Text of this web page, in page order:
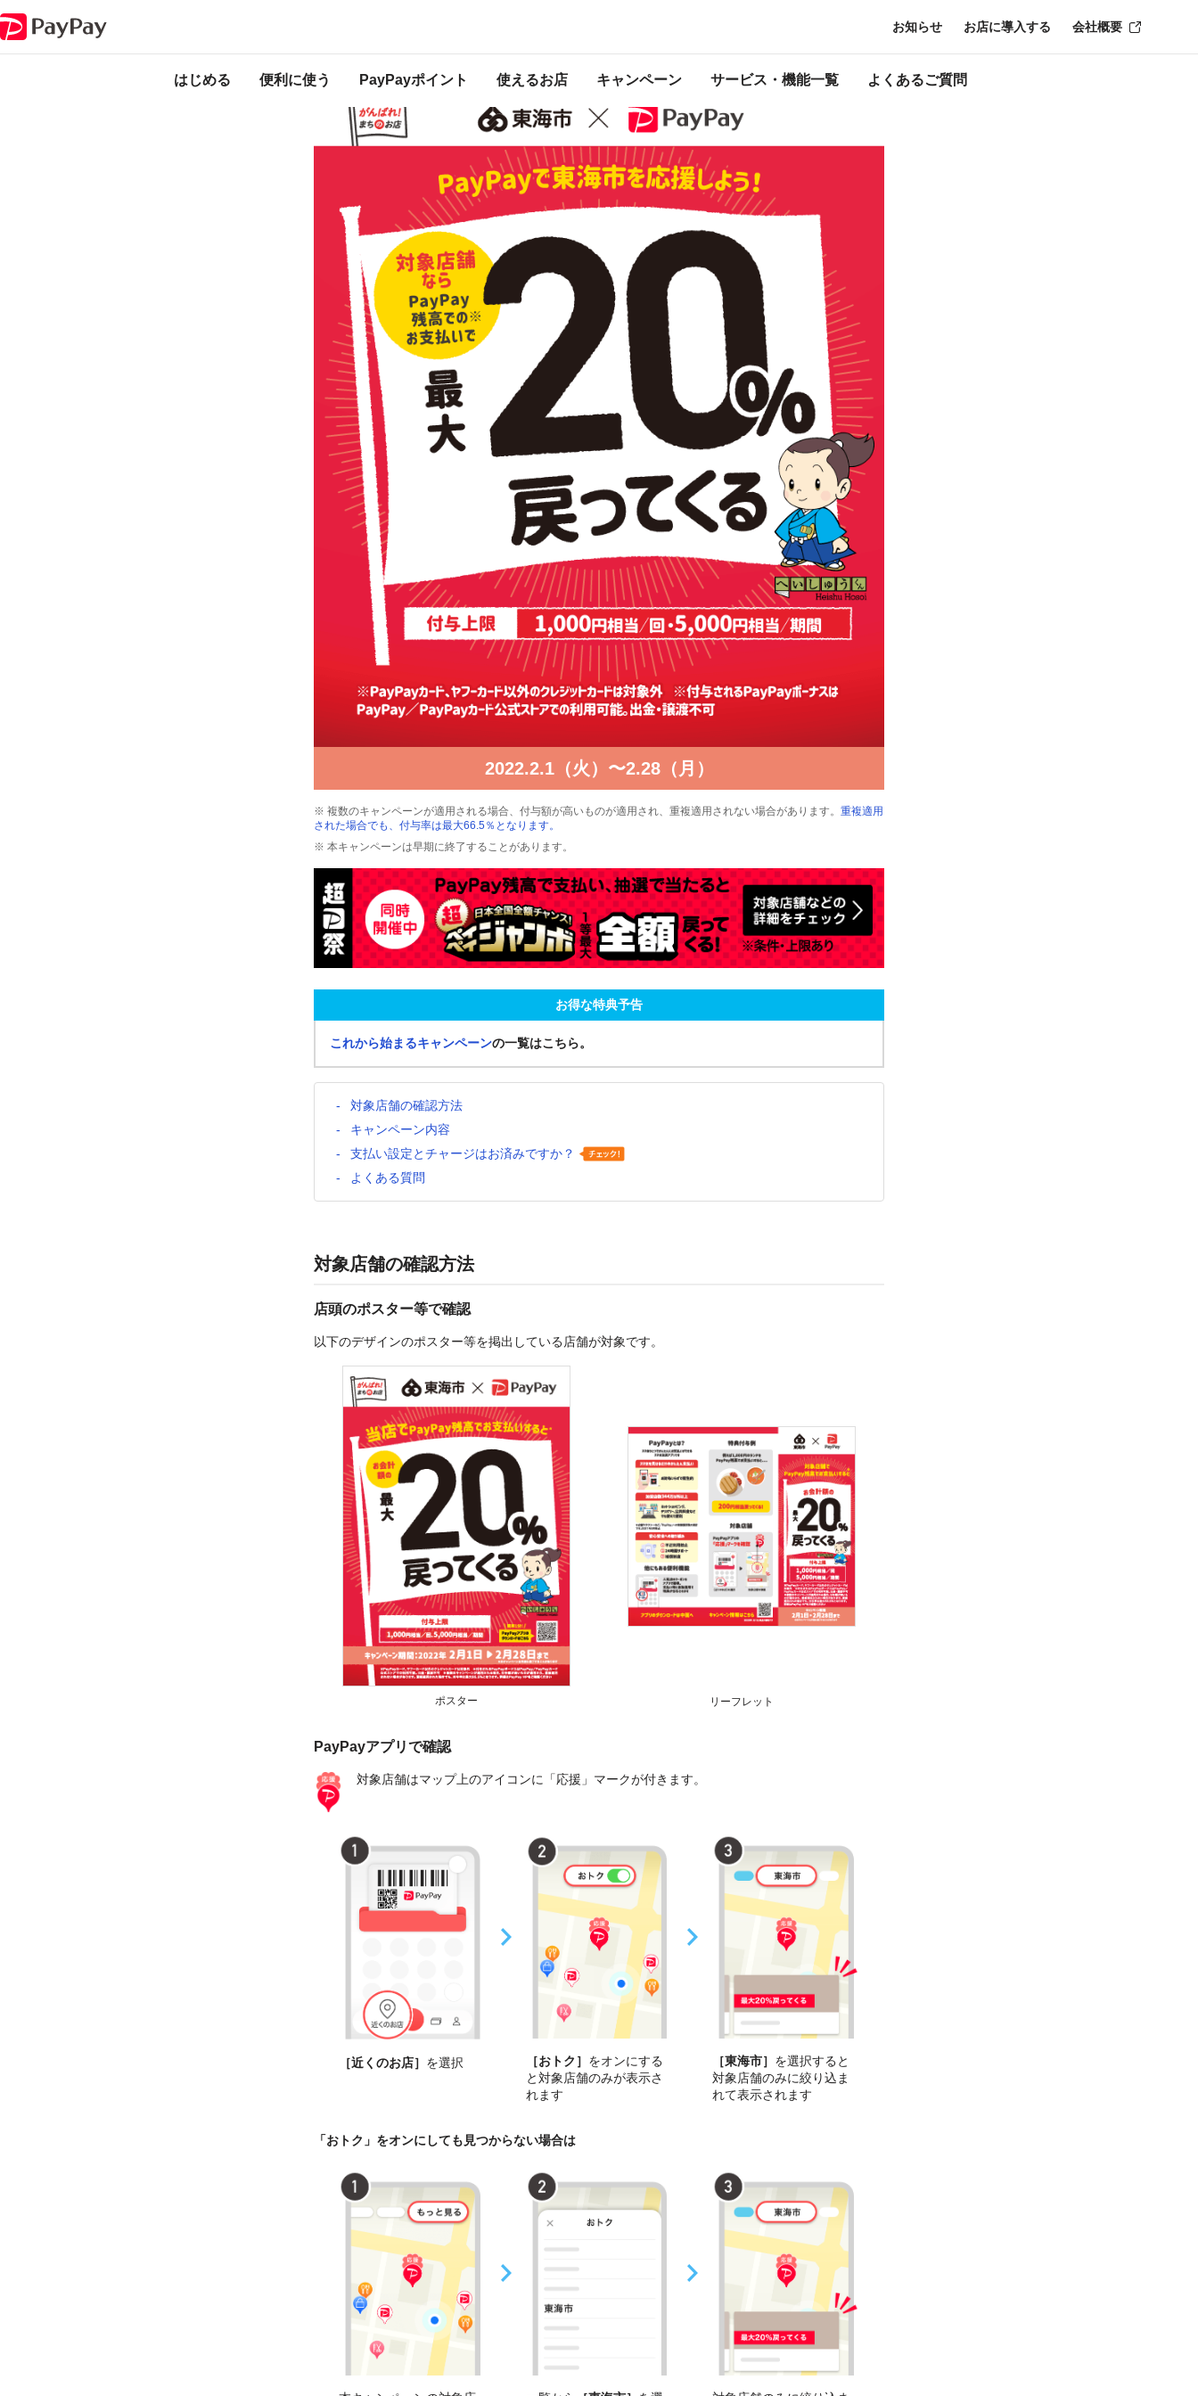
はじめる 便利に使う PayPayポイント 使えるお店 キャンペーン サービス・機能一覧 よくあるご質問
お知らせ お店に導入する 会社概要
ります。
2022.2.1（火）〜2.28（月）
※ 複数のキャンペーンが適用される場合、付与額が高いものが適用され、重複適用されない場合があります。 重複適用
された場合でも、付与率は最大66.5％となります。
※ 本キャンペーンは早期に終了することがあります。
お得な特典予告
これから始まるキャンペーンの一覧はこちら。
対象店舗の確認方法
キャンペーン内容
支払い設定とチャージはお済みですか？
よくある質問
対象店舗の確認方法
店頭のポスター等で確認
以下のデザインのポスター等を掲出している店舗が対象です。
ポスター リーフレット
PayPayアプリで確認
対象店舗はマップ上のアイコンに「応援」マークが付きます。
［近くのお店］ を選択 ［おトク］ をオンにする
と対象店舗のみが表示さ
れます
［東海市］ を選択すると
対象店舗のみに絞り込ま
れて表示されます
「おトク」をオンにしても見つからない場合は